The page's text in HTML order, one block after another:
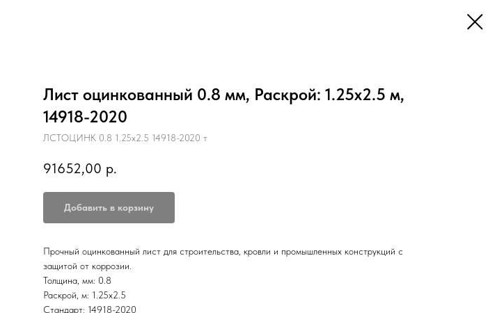
Лист оцинкованный 0.8 мм, Раскрой: 1.25х2.5 м,
14918-2020
ЛСТОЦИНК 0.8 1.25х2.5 14918-2020 т
91652,00 р.
Добавить в корзину
Прочный оцинкованный лист для строительства, кровли и промышленных конструкций с
защитой от коррозии.
Толщина, мм: 0.8
Раскрой, м: 1.25х2.5
Стандарт: 14918-2020